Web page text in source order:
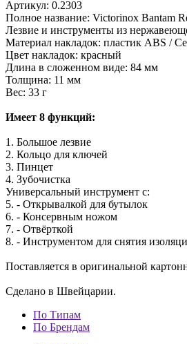
Артикул: 0.2303
Полное название: Victorinox Bantam
Лезвие и инструменты из
Материал накладок: пластик ABS /
Цвет накладок: красный
Длина в сложенном виде: 84 мм
Толщина: 11 мм
Вес: 33 г
Имеет 8 функций:
1. Большое лезвие
2. Кольцо для ключей
3. Пинцет
4. Зубочистка
Универсальный инструмент с:
5. - Открывалкой для бутылок
6. - Консервным ножом
7. - Отвёрткой
8. - Инструментом для снятия
Поставляется в оригинальной
Сделано в Швейцарии.
По Типам
По Брендам